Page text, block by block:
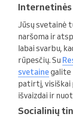
Internetinės
Jūsų svetainė
naršoma ir
labai svarbu,
rūpesčių. Su
svetaine galite
patirtį, visiškai
išvaizdai ir
Socialinių